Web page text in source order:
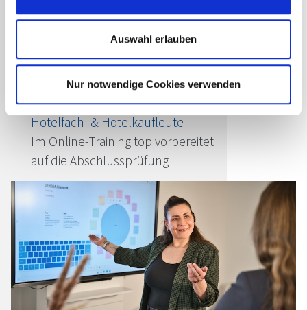
Auswahl erlauben
Nur notwendige Cookies verwenden
Passende Seminare für Sie
digitale Ausbildungsbegleitung:
Hotelfachmann/-frau TEIL 1 (1|2)
Azubi Prüfungsvorbereitung GAP 2:
Hotelfach- & Hotelkaufleute
Im Online-Training top vorbereitet
auf die Abschlussprüfung